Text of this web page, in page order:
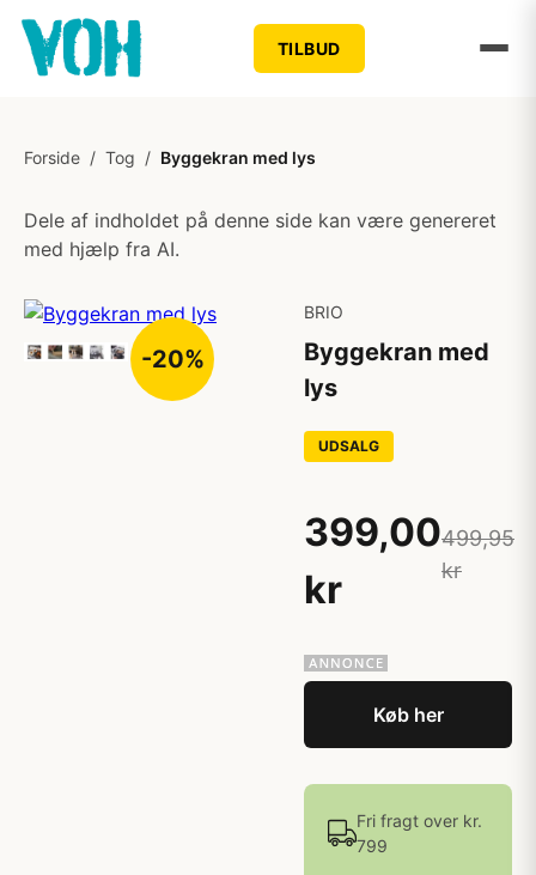
TILBUD
Forside / Tog / Byggekran med lys
Dele af indholdet på denne side kan være genereret
med hjælp fra AI.
-20%
BRIO
Byggekran med
lys
UDSALG
399,00
kr
499,95
kr
Køb her
Fri fragt over kr.
799